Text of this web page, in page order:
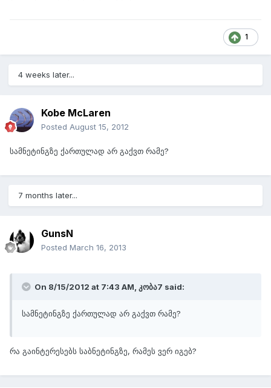
1
4 weeks later...
Kobe McLaren
Posted August 15, 2012
სამნეტინგზე ქართულად არ გაქვთ რამე?
7 months later...
GunsN
Posted March 16, 2013
On 8/15/2012 at 7:43 AM, კობა7 said:
სამნეტინგზე ქართულად არ გაქვთ რამე?
რა გაინტერესებს საბნეტინგზე, რამეს ვერ იგებ?